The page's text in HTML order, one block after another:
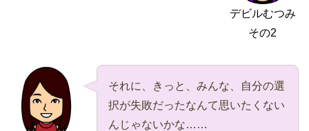
デビルむつみ
その2
それに、きっと、みんな、自分の選
択が失敗だったなんて思いたくない
んじゃないかな……